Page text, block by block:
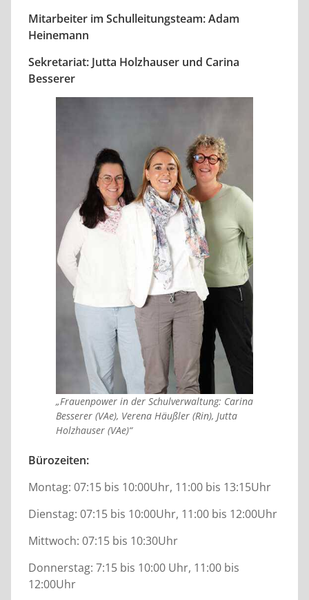
Mitarbeiter im Schulleitungsteam: Adam
Heinemann
Sekretariat: Jutta Holzhauser und Carina
Besserer
„Frauenpower in der Schulverwaltung: Carina
Besserer (VAe), Verena Häußler (Rin), Jutta
Holzhauser (VAe)“
Bürozeiten:
Montag: 07:15 bis 10:00Uhr, 11:00 bis 13:15Uhr
Dienstag: 07:15 bis 10:00Uhr, 11:00 bis 12:00Uhr
Mittwoch: 07:15 bis 10:30Uhr
Donnerstag: 7:15 bis 10:00 Uhr, 11:00 bis
12:00Uhr